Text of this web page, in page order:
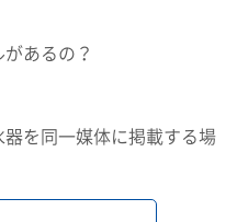
あるの？
を同一媒体に掲載する場